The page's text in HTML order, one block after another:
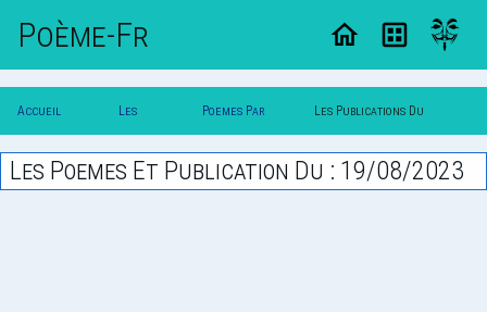
Poème-Fr
Accueil
Poesie
Les
Poesies
Poemes Par Les Publications Du
19/08/2023
Les Poemes Et Publication Du : 19/08/2023